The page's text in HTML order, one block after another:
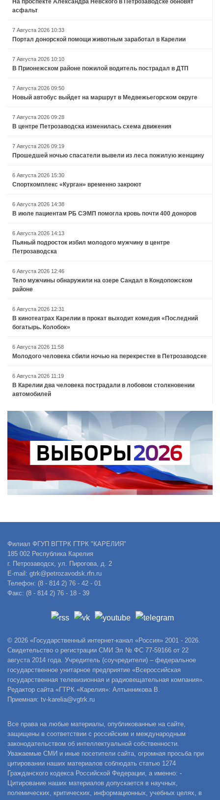
асфальт
7 Августа 2026 10:33
Портал донорской помощи животным заработал в Карелии
7 Августа 2026 10:10
В Прионежском районе пожилой водитель пострадал в ДТП
7 Августа 2026 09:50
Новый автобус выйдет на маршрут в Медвежьегорском округе
7 Августа 2026 09:28
В центре Петрозаводска изменилась схема движения
7 Августа 2026 09:19
Прошедшей ночью спасатели вывели из леса пожилую женщину
6 Августа 2026 15:30
Спорткомплекс «Курган» временно закроют
6 Августа 2026 14:38
В июле пациентам РБ СЭМП помогла кровь почти 400 доноров
6 Августа 2026 14:13
Пьяный подросток избил молодого мужчину в центре
Петрозаводска
6 Августа 2026 12:46
Тело мужчины обнаружили на озере Сандал в Кондопожском
районе
6 Августа 2026 12:31
В кинотеатрах Карелии в прокат выходит комедия «Последний
богатырь. Колобок»
6 Августа 2026 11:58
Молодого человека сбили ночью на перекрестке в Петрозаводске
6 Августа 2026 11:19
В Карелии два человека пострадали в лобовом столкновении
автомобилей
Филиал ФГУП ВГТРК ГТРК "КАРЕЛИЯ"
185 002 Республика Карелия
г. Петрозаводск, ул. Пирогова, д. 2
E-mail: gtrk@petrozavodsk.rfn.ru
Телефон: (8 - 814 2) 76 - 42 - 01
Факс: (8 - 814 2) 76 - 18 - 39
© 2026 «Государственный интернет-канал «Россия» 2001 - 2026.
Свидетельство о регистрации СМИ Эл № ФС 77-59166 от 22
августа 2014 года. Учредитель (соучредители) – федеральное
государственное унитарное предприятие «Всероссийская
государственная телевизионная и радиовещательная компания».
Редактор сайта «ГТРК «Карелия»: Алтынникова В.
Приемная: tv-karelia@vgtrk.ru
Все права на любые материалы, опубликованные на сайте,
защищены в соответствии с российским и международным
законодательством об интеллектуальной собственности.
Уважаемые СМИ и иные посетители сайта, огромная просьба при
цитировании наших материалов соблюдать статью 1274
Гражданского кодекса Российской Федерации, а именно: -
Цитирование наших материалов допускается в научных,
полемических, критических, информационных, учебных целях, в